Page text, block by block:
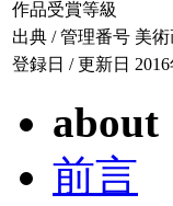
作品受賞等級
出典 / 管理番号 美
登録日 / 更新日
about
前言